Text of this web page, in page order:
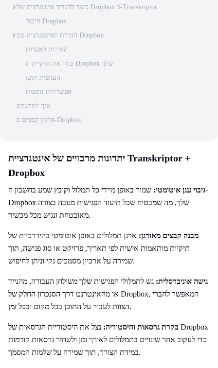
כיצד להגדיר אינטגרציה של Dropbox ב-Transkriptor
חיבור Dropbox
הגדרת האינטגרציה עם Dropbox
הגדרות ראשיות
בחר את תיקיית ה-Dropbox שלך
העדפות תוכן
אפשרויות נוספות
איך להתנתק
ארגון קבצים ב-Dropbox
יתרונות מרכזיים של אינטגרציית Transkriptor +
Dropbox
גיבוי ענן אוטומטי: שמור באופן מיידי כל תמלול וקובץ שמע בחשבון ה-
Dropbox שלך, מה שמבטיח שכל תיעוד הפגישות מגובה בצורה
מאובטחת ונגיש מכל מכשיר.
מבנה קבצים מאורגן: ארגן תמלולים באופן אוטומטי בהיררכיות של
תיקיות מותאמות אישית לפי תאריך, פרויקט או סוג פגישה, תוך
שמירה על ארכיון מסמכים נקי וניתן לחיפוש.
גישה אוניברסלית: גש לתמלולי הפגישות שלך משולחן העבודה, מהנייד
או מהאינטרנט דרך הסנכרון החלק של Dropbox, המאפשר לחברי
הצוות לעבור על התוכן בכל מקום ובכל זמן.
בקרת גרסאות והיסטוריה: נצל את היסטוריית הגרסאות של Dropbox
כדי לעקוב אחר שינויים בתמלולים לאורך זמן ולשחזר גרסאות קודמות
במידת הצורך, תוך שמירה על שלמות המסמך.